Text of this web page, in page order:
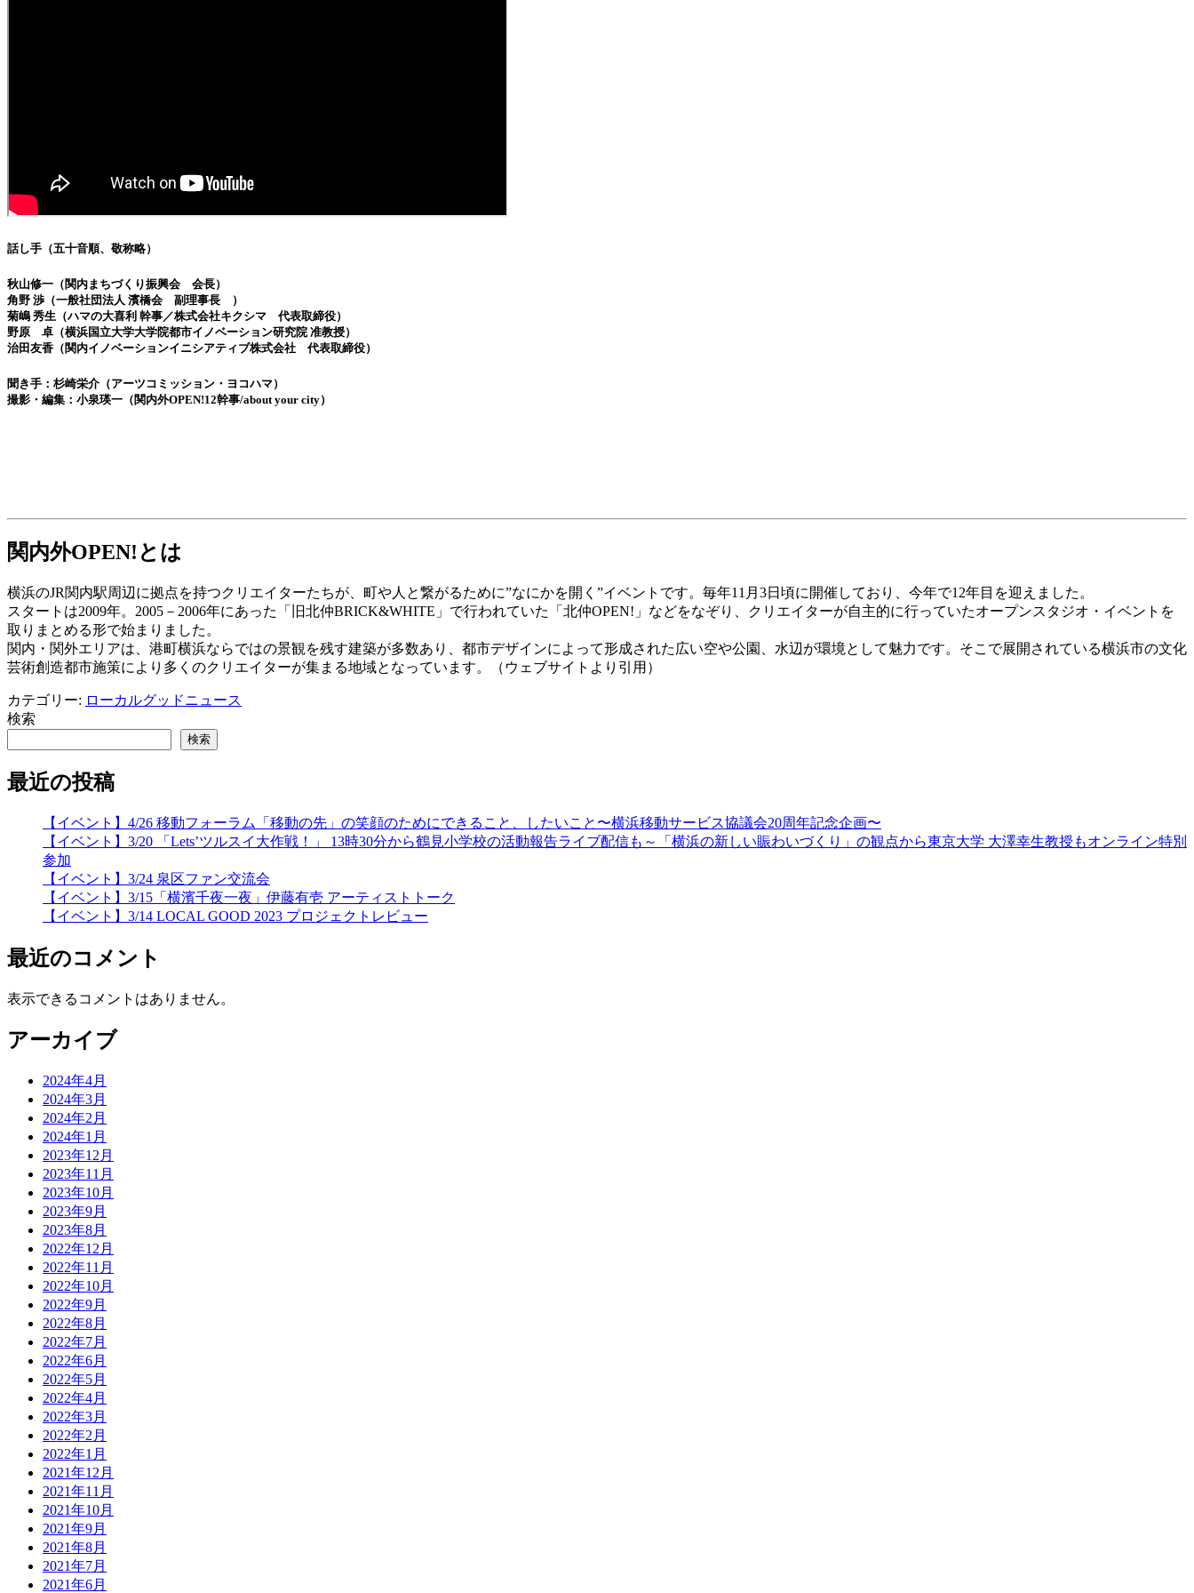
話し手（五十音順、敬称略）
秋山修一（関内まちづくり振興会 会長）
角野 渉（一般社団法人 濱橋会 副理事長 ）
菊嶋 秀生（ハマの大喜利 幹事／株式会社キクシマ 代表取締役）
野原 卓（横浜国立大学大学院都市イノベーション研究院 准教授）
治田友香（関内イノベーションイニシアティブ株式会社 代表取締役）
聞き手：杉崎栄介（アーツコミッション・ヨコハマ）
撮影・編集：小泉瑛一（関内外OPEN!12幹事/about your city）
関内外OPEN!とは
横浜のJR関内駅周辺に拠点を持つクリエイターたちが、町や人と繋がるために”なにかを開く”イベントです。毎年11月3日頃に開催しており、今年で12年目を迎えました。
スタートは2009年。2005－2006年にあった「旧北仲BRICK&WHITE」で行われていた「北仲OPEN!」などをなぞり、クリエイターが自主的に行っていたオープンスタジオ・イベントを
取りまとめる形で始まりました。
関内・関外エリアは、港町横浜ならではの景観を残す建築が多数あり、都市デザインによって形成された広い空や公園、水辺が環境として魅力です。そこで展開されている横浜市の文化
芸術創造都市施策により多くのクリエイターが集まる地域となっています。（ウェブサイトより引用）
カテゴリー: ローカルグッドニュース
検索
検索
最近の投稿
【イベント】4/26 移動フォーラム「移動の先」の笑顔のためにできること、したいこと〜横浜移動サービス協議会20周年記念企画〜
【イベント】3/20 「Lets’ツルスイ大作戦！」 13時30分から鶴見小学校の活動報告ライブ配信も～「横浜の新しい賑わいづくり」の観点から東京大学 大澤幸生教授もオンライン特別
参加
【イベント】3/24 泉区ファン交流会
【イベント】3/15「横濱千夜一夜」伊藤有壱 アーティストトーク
【イベント】3/14 LOCAL GOOD 2023 プロジェクトレビュー
最近のコメント
表示できるコメントはありません。
アーカイブ
2024年4月
2024年3月
2024年2月
2024年1月
2023年12月
2023年11月
2023年10月
2023年9月
2023年8月
2022年12月
2022年11月
2022年10月
2022年9月
2022年8月
2022年7月
2022年6月
2022年5月
2022年4月
2022年3月
2022年2月
2022年1月
2021年12月
2021年11月
2021年10月
2021年9月
2021年8月
2021年7月
2021年6月